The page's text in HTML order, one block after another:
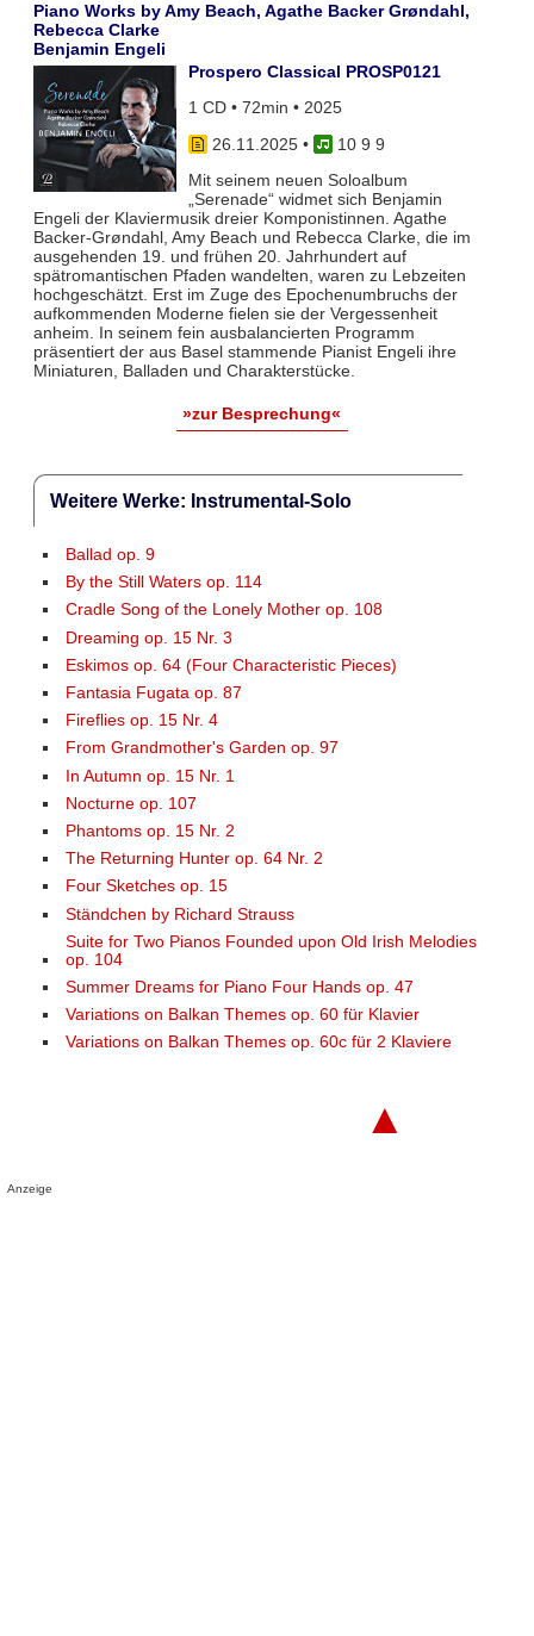
Piano Works by Amy Beach, Agathe Backer Grøndahl,
Rebecca Clarke
Benjamin Engeli
Prospero Classical PROSP0121
1 CD • 72min • 2025
26.11.2025•
10 9 9
Mit seinem neuen Soloalbum
„Serenade“ widmet sich Benjamin
Engeli der Klaviermusik dreier Komponistinnen. Agathe
Backer-Grøndahl, Amy Beach und Rebecca Clarke, die im
ausgehenden 19. und frühen 20. Jahrhundert auf
spätromantischen Pfaden wandelten, waren zu Lebzeiten
hochgeschätzt. Erst im Zuge des Epochenumbruchs der
aufkommenden Moderne fielen sie der Vergessenheit
anheim. In seinem fein ausbalancierten Programm
präsentiert der aus Basel stammende Pianist Engeli ihre
Miniaturen, Balladen und Charakterstücke.
»zur Besprechung«
Weitere Werke: Instrumental-Solo
Ballad op. 9
By the Still Waters op. 114
Cradle Song of the Lonely Mother op. 108
Dreaming op. 15 Nr. 3
Eskimos op. 64 (Four Characteristic Pieces)
Fantasia Fugata op. 87
Fireflies op. 15 Nr. 4
From Grandmother's Garden op. 97
In Autumn op. 15 Nr. 1
Nocturne op. 107
Phantoms op. 15 Nr. 2
The Returning Hunter op. 64 Nr. 2
Four Sketches op. 15
Ständchen by Richard Strauss
Suite for Two Pianos Founded upon Old Irish Melodies
op. 104
Summer Dreams for Piano Four Hands op. 47
Variations on Balkan Themes op. 60 für Klavier
Variations on Balkan Themes op. 60c für 2 Klaviere
▲
Anzeige